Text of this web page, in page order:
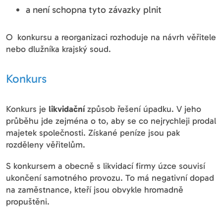
a není schopna tyto závazky plnit
O konkursu a reorganizaci rozhoduje na návrh věřitele
nebo dlužníka krajský soud.
Konkurs
Konkurs je likvidačnízpůsob řešení úpadku. V jeho
průběhu jde zejména o to, aby se co nejrychleji prodal
majetek společnosti. Získané peníze jsou pak
rozděleny věřitelům.
S konkursem a obecně s likvidací firmy úzce souvisí
ukončení samotného provozu. To má negativní dopad
na zaměstnance, kteří jsou obvykle hromadně
propuštěni.